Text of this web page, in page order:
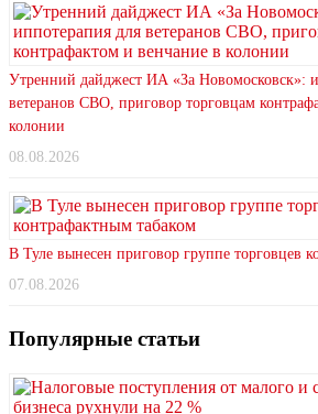
Утренний дайджест ИА «За Новомосковск»:
ветеранов СВО, приговор торговцам
колонии
08.08.2026
В Туле вынесен приговор группе торговцев
07.08.2026
Популярные статьи